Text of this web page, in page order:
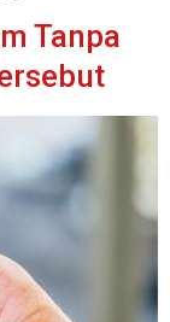
Tanpa